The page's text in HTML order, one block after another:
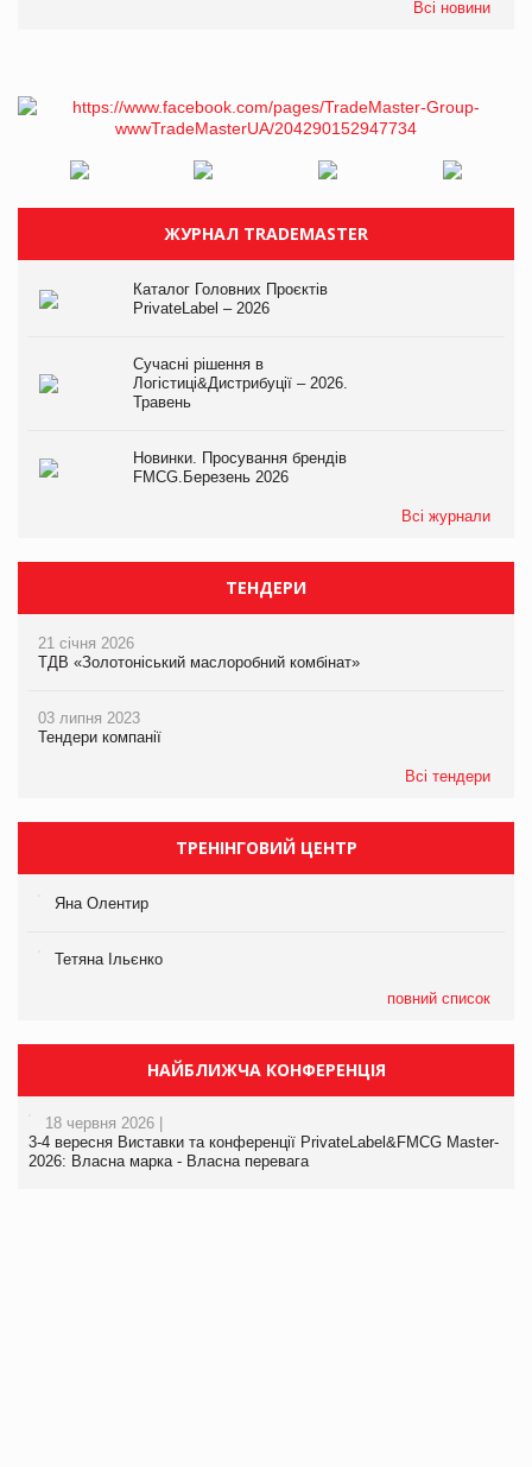
Всі новини
ЖУРНАЛ TRADEMASTER
Каталог Головних Проєктів
PrivateLabel – 2026
Сучасні рішення в
Логістиці&Дистрибуції – 2026.
Травень
Новинки. Просування брендів
FMCG.Березень 2026
Всі журнали
ТЕНДЕРИ
21 січня 2026
ТДВ «Золотоніський маслоробний комбінат»
03 липня 2023
Тендери компанії
Всі тендери
ТРЕНІНГОВИЙ ЦЕНТР
Яна Олентир
Тетяна Ільєнко
повний список
НАЙБЛИЖЧА КОНФЕРЕНЦІЯ
18 червня 2026 |
3-4 вересня Виставки та конференції PrivateLabel&FMCG Master-
2026: Власна марка - Власна перевага